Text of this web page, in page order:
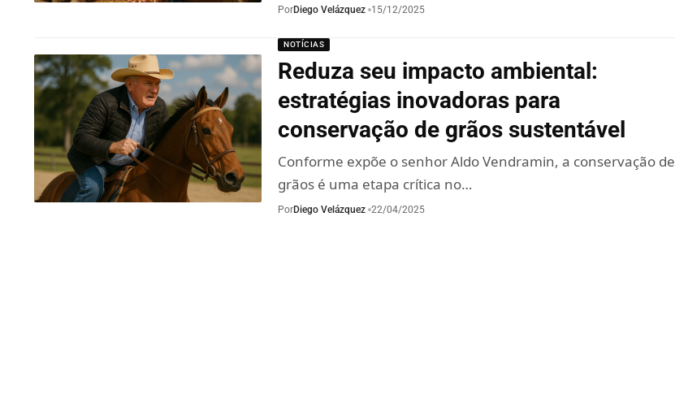
PorDiego Velázquez 15/12/2025
NOTÍCIAS
Reduza seu impacto ambiental:
estratégias inovadoras para
conservação de grãos sustentável
Conforme expõe o senhor Aldo Vendramin, a conservação de
grãos é uma etapa crítica no…
PorDiego Velázquez 22/04/2025